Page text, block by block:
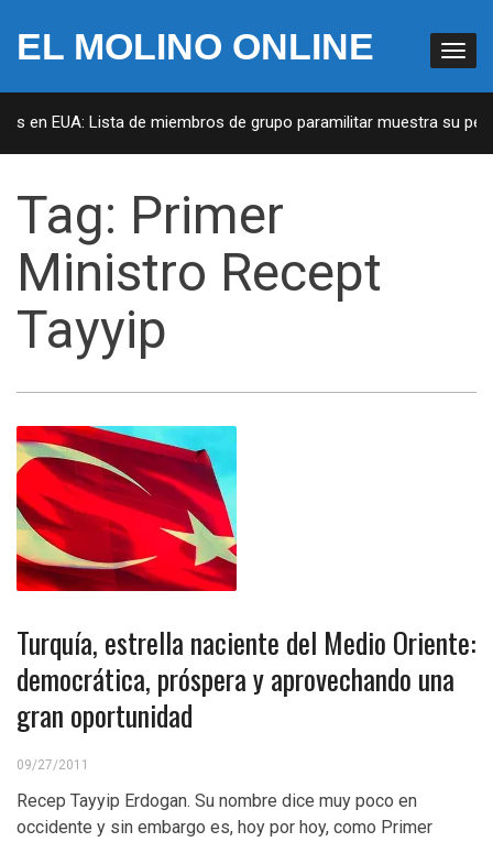
EL MOLINO ONLINE
en EUA: Lista de miembros de grupo paramilitar muestra su
Tag: Primer
Ministro Recept
Tayyip
Turquía, estrella naciente del Medio Oriente:
democrática, próspera y aprovechando una
gran oportunidad
09/27/2011
Recep Tayyip Erdogan. Su nombre dice muy poco en
occidente y sin embargo es, hoy por hoy, como Primer